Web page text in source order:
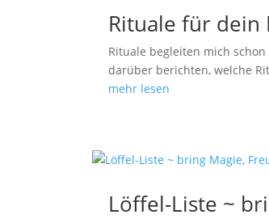
Rituale für dein
Rituale begleiten mich
darüber berichten, welche
mehr lesen
Löffel-Liste ~